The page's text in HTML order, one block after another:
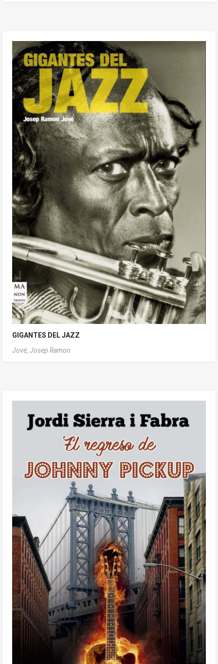
GIGANTES DEL JAZZ
Jové, Josep Ramon